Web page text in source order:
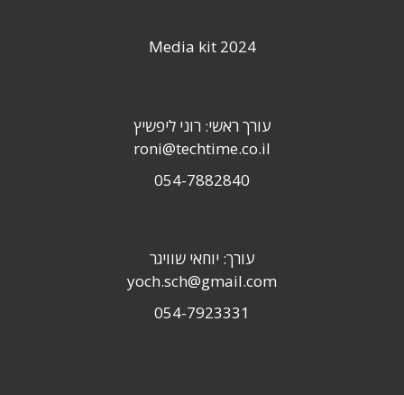
Media kit 2024
עורך ראשי: רוני ליפשיץ
roni@techtime.co.il
054-7882840
עורך: יוחאי שוויגר
yoch.sch@gmail.com
054-7923331